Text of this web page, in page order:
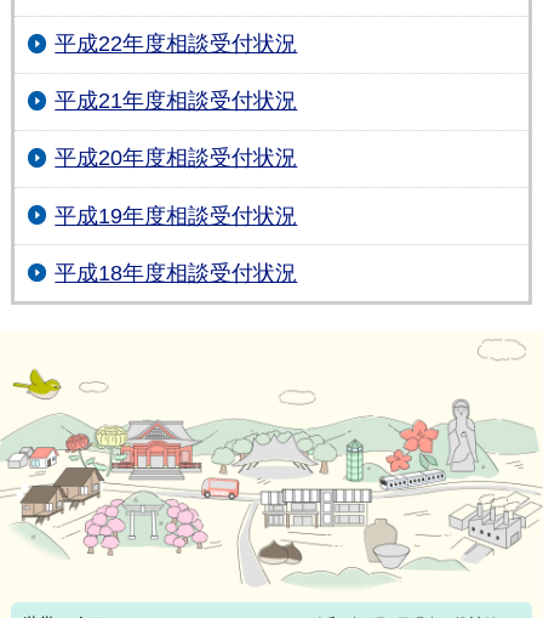
平成22年度相談受付状況
平成21年度相談受付状況
平成20年度相談受付状況
平成19年度相談受付状況
平成18年度相談受付状況